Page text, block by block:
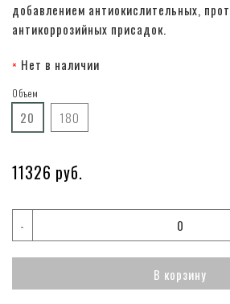
добавлением антиокислительных,
антикоррозийных присадок.
Нет в наличии
Объем
20 180
11326 руб.
-
В корзину